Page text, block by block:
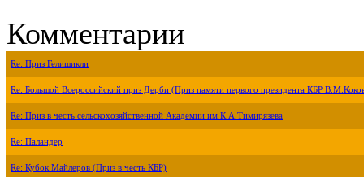
Комментарии
Re: Приз Гелишикли
Re: Большой Всероссийский приз Дерби (Приз памяти первого президента КБР
Re: Приз в честь сельскохозяйственной Академии им.К.А.Тимирязева
Re: Паландер
Re: Кубок Майлеров (Приз в честь КБР)